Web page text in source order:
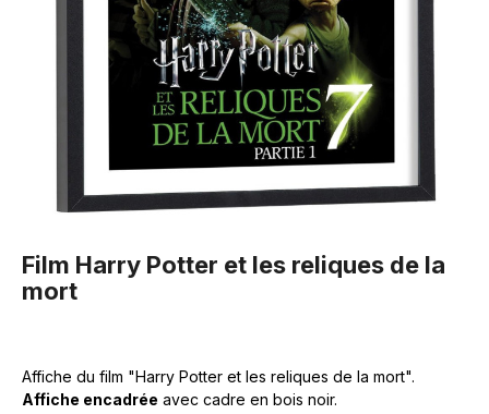
Film Harry Potter et les reliques de la
mort
Affiche du film "Harry Potter et les reliques de la mort".
Affiche encadrée avec cadre en bois noir.